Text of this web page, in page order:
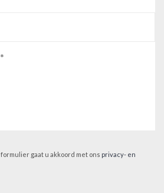
gaat u akkoord met ons privacy- en